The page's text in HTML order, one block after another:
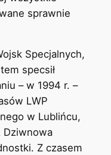
sprawnie
Specjalnych,
specsił
– w 1994 r. –
LWP
w Lublińcu,
Dziwnowa
Z czasem